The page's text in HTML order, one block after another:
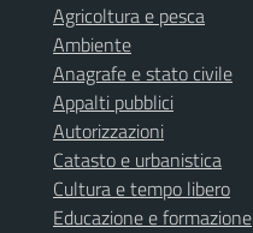
Agricoltura e pesca
Ambiente
Anagrafe e stato civile
Appalti pubblici
Autorizzazioni
Catasto e urbanistica
Cultura e tempo libero
Educazione e formazione